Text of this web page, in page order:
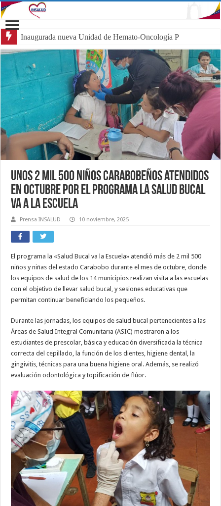
Inaugurada nueva Unidad de Hemato-Oncología Pediátrica en Carab
Unos 2 mil 500 niños carabobeños atendidos
en octubre por el programa la Salud Bucal
va a la Escuela
Prensa INSALUD 10 noviembre, 2025
El programa la «Salud Bucal va la Escuela» atendió más de 2 mil 500
niños y niñas del estado Carabobo durante el mes de octubre, donde
los equipos de salud de los 14 municipios realizan visita a las escuelas
con el objetivo de llevar salud bucal, y sesiones educativas que
permitan continuar beneficiando los pequeños.
Durante las jornadas, los equipos de salud bucal pertenecientes a las
Áreas de Salud Integral Comunitaria (ASIC) mostraron a los
estudiantes de prescolar, básica y educación diversificada la técnica
correcta del cepillado, la función de los dientes, higiene dental, la
gingivitis, técnicas para una buena higiene oral. Además, se realizó
evaluación odontológica y topificación de flúor.